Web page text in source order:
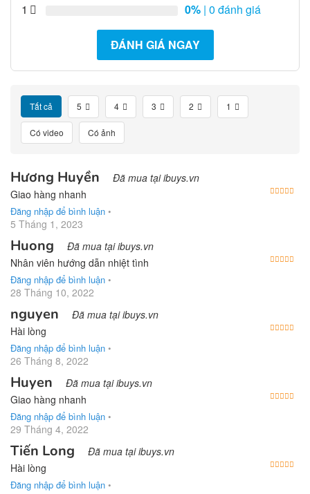
1
0% | 0 đánh giá
ĐÁNH GIÁ NGAY
Tất cả 5 4 3 2 1
Có video Có ảnh
Hương Huyền Đã mua tại ibuys.vn
Giao hàng nhanh
Đăng nhập để bình luận •
5 Tháng 1, 2023
Huong Đã mua tại ibuys.vn
Nhân viên hướng dẫn nhiệt tình
Đăng nhập để bình luận •
28 Tháng 10, 2022
nguyen Đã mua tại ibuys.vn
Hài lòng
Đăng nhập để bình luận •
26 Tháng 8, 2022
Huyen Đã mua tại ibuys.vn
Giao hàng nhanh
Đăng nhập để bình luận •
29 Tháng 4, 2022
Tiến Long Đã mua tại ibuys.vn
Hài lòng
Đăng nhập để bình luận •